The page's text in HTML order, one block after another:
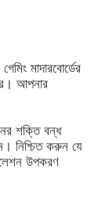
মাদারবোর্ডের
আপনার
শক্তি বন্ধ
নিশ্চিত করুন যে
উপকরণ